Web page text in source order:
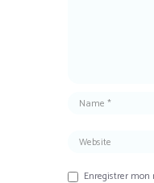
Enregistrer